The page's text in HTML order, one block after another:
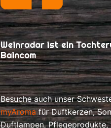
Weinradar ist ein
Baincom
Besuche auch unser
myAromafür Duftkerzen,
Duftlampen,